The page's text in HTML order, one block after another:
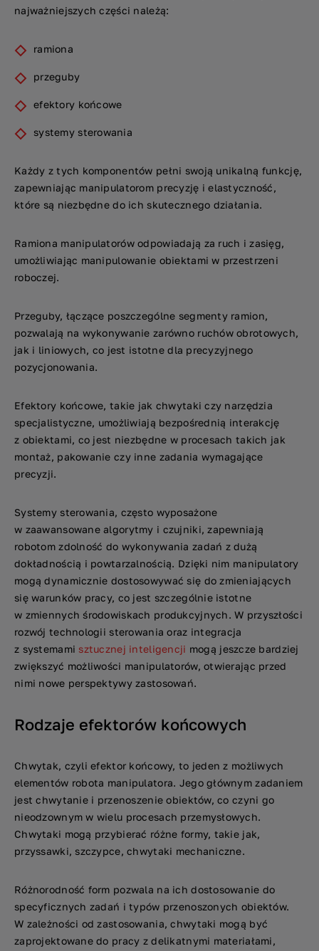
najważniejszych części należą:
ramiona
przeguby
efektory końcowe
systemy sterowania
Każdy z tych komponentów pełni swoją unikalną funkcję,
zapewniając manipulatorom precyzję i elastyczność,
które są niezbędne do ich skutecznego działania.
Ramiona manipulatorów odpowiadają za ruch i zasięg,
umożliwiając manipulowanie obiektami w przestrzeni
roboczej.
Przeguby, łączące poszczególne segmenty ramion,
pozwalają na wykonywanie zarówno ruchów obrotowych,
jak i liniowych, co jest istotne dla precyzyjnego
pozycjonowania.
Efektory końcowe, takie jak chwytaki czy narzędzia
specjalistyczne, umożliwiają bezpośrednią interakcję
z obiektami, co jest niezbędne w procesach takich jak
montaż, pakowanie czy inne zadania wymagające
precyzji.
Systemy sterowania, często wyposażone
w zaawansowane algorytmy i czujniki, zapewniają
robotom zdolność do wykonywania zadań z dużą
dokładnością i powtarzalnością. Dzięki nim manipulatory
mogą dynamicznie dostosowywać się do zmieniających
się warunków pracy, co jest szczególnie istotne
w zmiennych środowiskach produkcyjnych. W przyszłości
rozwój technologii sterowania oraz integracja
z systemami sztucznej inteligencji mogą jeszcze bardziej
zwiększyć możliwości manipulatorów, otwierając przed
nimi nowe perspektywy zastosowań.
Rodzaje efektorów końcowych
Chwytak, czyli efektor końcowy, to jeden z możliwych
elementów robota manipulatora. Jego głównym zadaniem
jest chwytanie i przenoszenie obiektów, co czyni go
nieodzownym w wielu procesach przemysłowych.
Chwytaki mogą przybierać różne formy, takie jak,
przyssawki, szczypce, chwytaki mechaniczne.
Różnorodność form pozwala na ich dostosowanie do
specyficznych zadań i typów przenoszonych obiektów.
W zależności od zastosowania, chwytaki mogą być
zaprojektowane do pracy z delikatnymi materiałami,